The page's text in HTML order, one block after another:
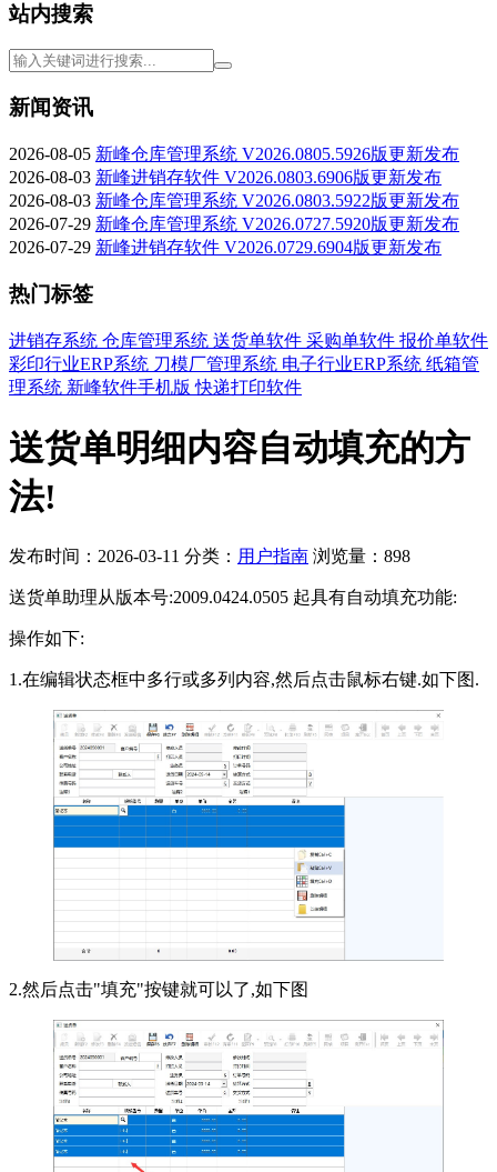
站内搜索
新闻资讯
2026-08-05 新峰仓库管理系统 V2026.0805.5926版更新发布
2026-08-03 新峰进销存软件 V2026.0803.6906版更新发布
2026-08-03 新峰仓库管理系统 V2026.0803.5922版更新发布
2026-07-29 新峰仓库管理系统 V2026.0727.5920版更新发布
2026-07-29 新峰进销存软件 V2026.0729.6904版更新发布
热门标签
进销存系统 仓库管理系统 送货单软件 采购单软件 报价单软件
彩印行业ERP系统 刀模厂管理系统 电子行业ERP系统 纸箱管
理系统 新峰软件手机版快递打印软件
送货单明细内容自动填充的方
法!
发布时间：2026-03-11 分类： 用户指南 浏览量：898
送货单助理从版本号:2009.0424.0505 起具有自动填充功能:
操作如下:
1.在编辑状态框中多行或多列内容,然后点击鼠标右键.如下图.
2.然后点击"填充"按键就可以了,如下图